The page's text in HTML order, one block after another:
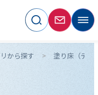
から探す 塗り床（デザ